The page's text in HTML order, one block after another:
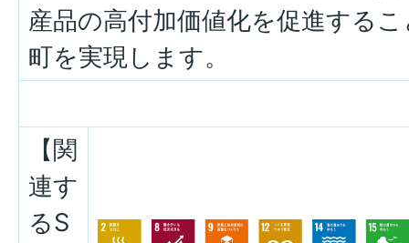
産品の高付加価値化を促進する
町を実現します。
【関
連す
るS